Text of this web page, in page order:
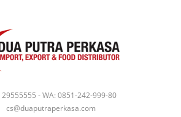
- WA: 0851-242-999-80
cs@duaputraperkasa.com